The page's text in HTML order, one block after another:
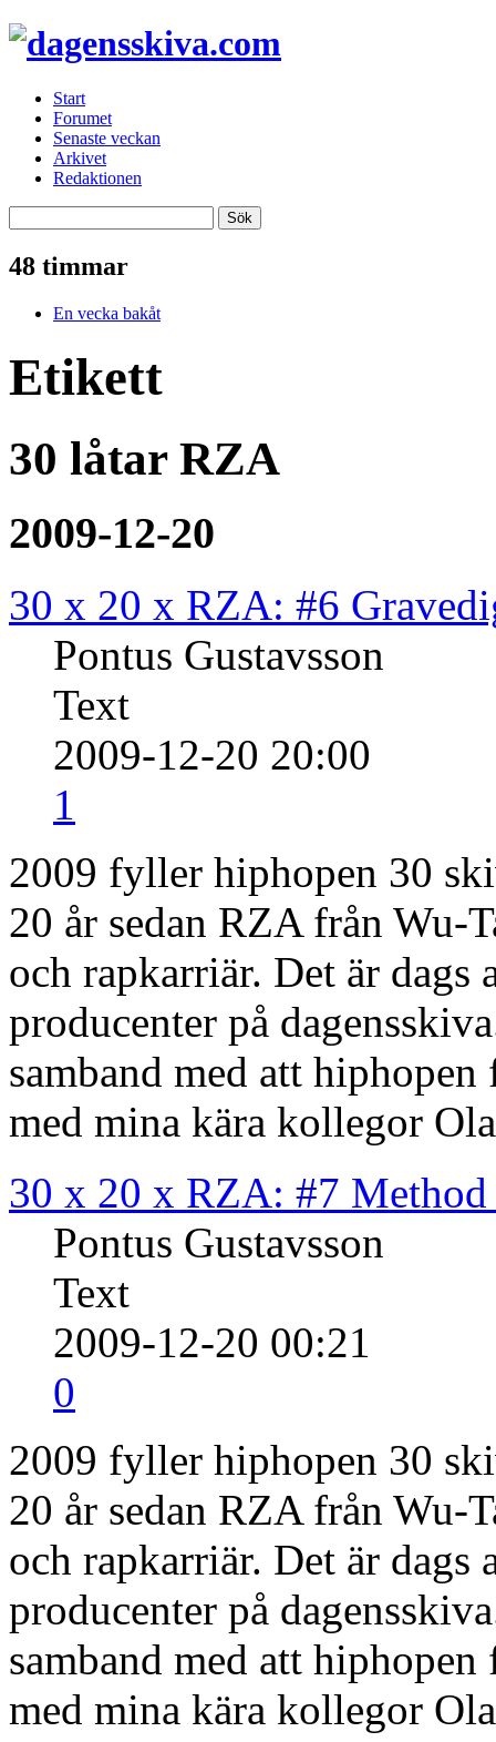
Start
Forumet
Senaste veckan
Arkivet
Redaktionen
48 timmar
En vecka bakåt
Etikett
30 låtar RZA
2009-12-20
30 x 20 x RZA: #6
Pontus Gustavsson
Text
2009-12-20 20:00
1
2009 fyller hiphopen 30
20 år sedan RZA från Wu-
och rapkarriär. Det är
producenter på
samband med att
med mina kära kollegor
30 x 20 x RZA: #7
Pontus Gustavsson
Text
2009-12-20 00:21
0
2009 fyller hiphopen 30
20 år sedan RZA från Wu-
och rapkarriär. Det är
producenter på
samband med att
med mina kära kollegor